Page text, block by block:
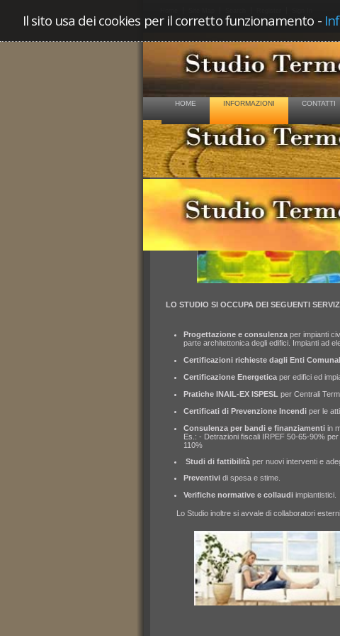
Il sito usa dei cookies per il corretto funzionamento -
HOME INFORMAZIONI CONTATTI
Informazioni
SERVIZI OFFERTI
LO STUDIO SI OCCUPA DEI SEGUENTI
Progettazione e consulenza per impianti
parte architettonica degli edifici. Impianti ad
Certificazioni richieste dagli Enti
Certificazione Energetica per edifici ed
Pratiche INAIL-EX ISPESL per Centrali
Certificati di Prevenzione Incendi per le
Consulenza per bandi e finanziamenti in
Es.: - Detrazioni fiscali IRPEF 50-
110% -
Studi di fattibilità per nuovi interventi e
Preventivi di spesa e stime.
Verifiche normative e collaudi impiantistici.
Lo Studio inoltre si avvale di collaboratori esterni